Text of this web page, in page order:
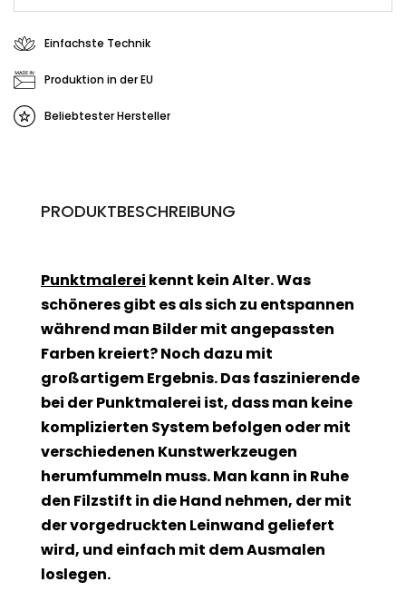
Einfachste Technik
Produktion in der EU
Beliebtester Hersteller
PRODUKTBESCHREIBUNG
Punktmalerei kennt kein Alter. Was
schöneres gibt es als sich zu entspannen
während man Bilder mit angepassten
Farben kreiert? Noch dazu mit
großartigem Ergebnis. Das faszinierende
bei der Punktmalerei ist, dass man keine
komplizierten System befolgen oder mit
verschiedenen Kunstwerkzeugen
herumfummeln muss. Man kann in Ruhe
den Filzstift in die Hand nehmen, der mit
der vorgedruckten Leinwand geliefert
wird, und einfach mit dem Ausmalen
loslegen.